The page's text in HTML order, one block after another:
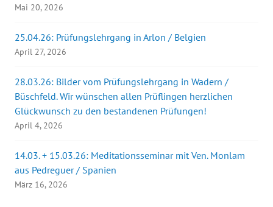
Mai 20, 2026
25.04.26: Prüfungslehrgang in Arlon / Belgien
April 27, 2026
28.03.26: Bilder vom Prüfungslehrgang in Wadern /
Büschfeld. Wir wünschen allen Prüflingen herzlichen
Glückwunsch zu den bestandenen Prüfungen!
April 4, 2026
14.03. + 15.03.26: Meditationsseminar mit Ven. Monlam
aus Pedreguer / Spanien
März 16, 2026